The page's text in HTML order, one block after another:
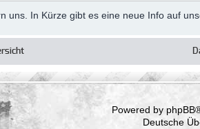
uns. In Kürze gibt es eine neue Info auf
Powered by phpBB
Deutsche